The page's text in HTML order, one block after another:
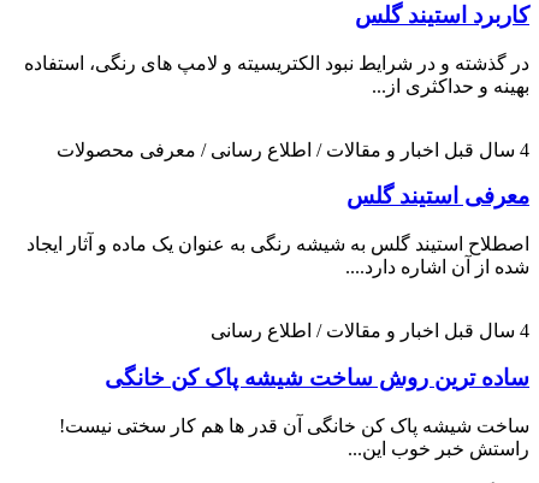
کاربرد استیند گلس
در گذشته و در شرایط نبود الکتریسیته و لامپ های رنگی، استفاده
بهینه و حداکثری از...
4 سال قبل اخبار و مقالات / اطلاع رسانی / معرفی محصولات
معرفی استیند گلس
اصطلاح استیند گلس به شیشه رنگی به عنوان یک ماده و آثار ایجاد
شده از آن اشاره دارد....
4 سال قبل اخبار و مقالات / اطلاع رسانی
ساده ترین روش ساخت شیشه پاک کن خانگی
ساخت شیشه پاک کن خانگی آن قدر ها هم کار سختی نیست!
راستش خبر خوب این...